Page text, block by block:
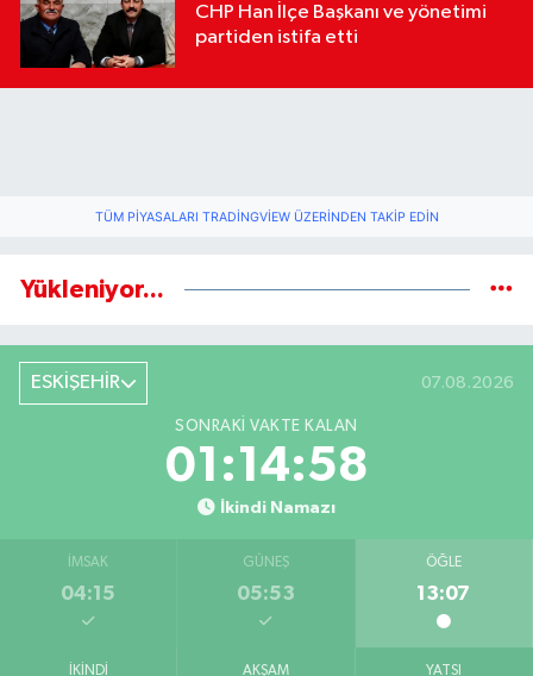
CHP Han İlçe Başkanı ve yönetimi
partiden istifa etti
TÜM PIYASALARI TRADINGVIEW ÜZERINDEN TAKIP EDIN
Yükleniyor...
ESKİŞEHİR 07.08.2026
SONRAKI VAKTE KALAN
01:14:57
İkindi Namazı
İMSAK
04:15
GÜNEŞ
05:53
ÖĞLE
13:07
İKINDI AKŞAM YATSI